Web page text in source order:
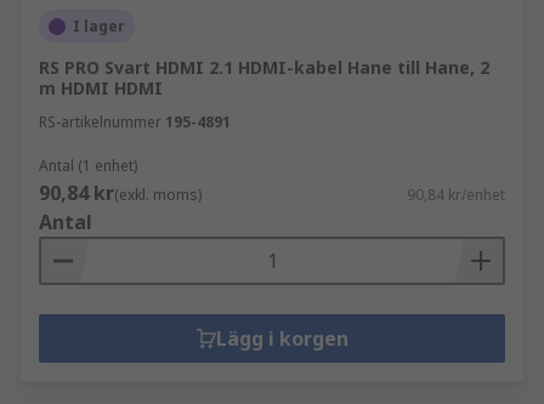
I lager
RS PRO Svart HDMI 2.1 HDMI-kabel Hane till Hane, 2
m HDMI HDMI
RS-artikelnummer 195-4891
Antal (1 enhet)
90,84 kr(exkl. moms) 90,84 kr/enhet
Antal
Lägg i korgen